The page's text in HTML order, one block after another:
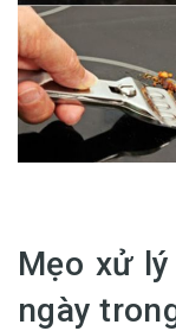
Mẹo xử
ngày